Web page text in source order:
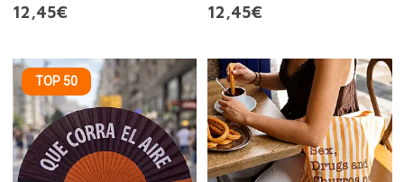
12,45€
12,45€
TOP 50